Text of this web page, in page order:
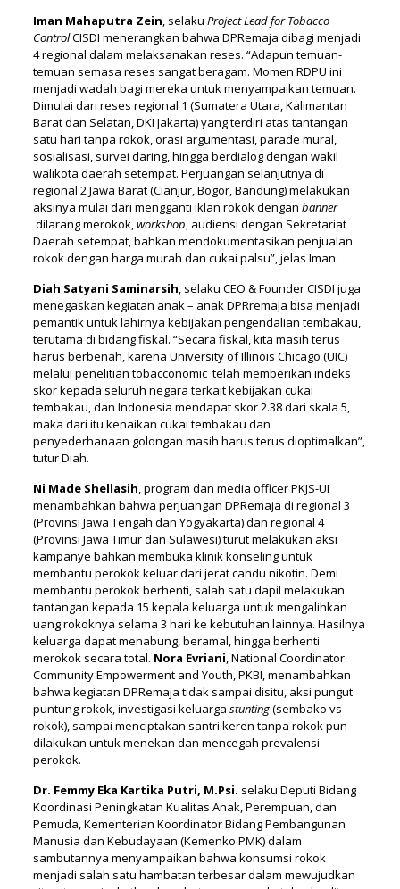
Iman Mahaputra Zein, selakuProject Lead for Tobacco
ControlCISDI menerangkan bahwa DPRemaja dibagi menjadi
4 regional dalam melaksanakan reses. “Adapun temuan-
temuan semasa reses sangat beragam. Momen RDPU ini
menjadi wadah bagi mereka untuk menyampaikan temuan.
Dimulai dari reses regional 1 (Sumatera Utara, Kalimantan
Barat dan Selatan, DKI Jakarta) yang terdiri atas tantangan
satu hari tanpa rokok, orasi argumentasi, parade mural,
sosialisasi, survei daring, hingga berdialog dengan wakil
walikota daerah setempat. Perjuangan selanjutnya di
regional 2 Jawa Barat (Cianjur, Bogor, Bandung) melakukan
aksinya mulai dari mengganti iklan rokok denganbanner
dilarang merokok,workshop, audiensi dengan Sekretariat
Daerah setempat, bahkan mendokumentasikan penjualan
rokok dengan harga murah dan cukai palsu”, jelas Iman.
Diah Satyani Saminarsih, selaku CEO & Founder CISDI juga
menegaskan kegiatan anak – anak DPRremaja bisa menjadi
pemantik untuk lahirnya kebijakan pengendalian tembakau,
terutama di bidang fiskal. “Secara fiskal, kita masih terus
harus berbenah, karena University of Illinois Chicago (UIC)
melalui penelitian tobacconomic telah memberikan indeks
skor kepada seluruh negara terkait kebijakan cukai
tembakau, dan Indonesia mendapat skor 2.38 dari skala 5,
maka dari itu kenaikan cukai tembakau dan
penyederhanaan golongan masih harus terus dioptimalkan”,
tutur Diah.
Ni Made Shellasih, program dan media officer PKJS-UI
menambahkan bahwa perjuangan DPRemaja di regional 3
(Provinsi Jawa Tengah dan Yogyakarta) dan regional 4
(Provinsi Jawa Timur dan Sulawesi) turut melakukan aksi
kampanye bahkan membuka klinik konseling untuk
membantu perokok keluar dari jerat candu nikotin. Demi
membantu perokok berhenti, salah satu dapil melakukan
tantangan kepada 15 kepala keluarga untuk mengalihkan
uang rokoknya selama 3 hari ke kebutuhan lainnya. Hasilnya
keluarga dapat menabung, beramal, hingga berhenti
merokok secara total. Nora Evriani, National Coordinator
Community Empowerment and Youth, PKBI, menambahkan
bahwa kegiatan DPRemaja tidak sampai disitu, aksi pungut
puntung rokok, investigasi keluargastunting(sembako vs
rokok), sampai menciptakan santri keren tanpa rokok pun
dilakukan untuk menekan dan mencegah prevalensi
perokok.
Dr. Femmy Eka Kartika Putri, M.Psi. selaku Deputi Bidang
Koordinasi Peningkatan Kualitas Anak, Perempuan, dan
Pemuda, Kementerian Koordinator Bidang Pembangunan
Manusia dan Kebudayaan (Kemenko PMK) dalam
sambutannya menyampaikan bahwa konsumsi rokok
menjadi salah satu hambatan terbesar dalam mewujudkan